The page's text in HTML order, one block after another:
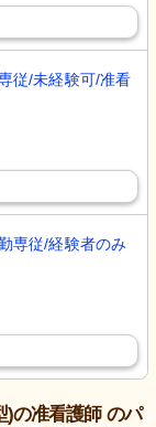
従/未経験可/准看
専従/経験者のみ
)の准看護師 のパ